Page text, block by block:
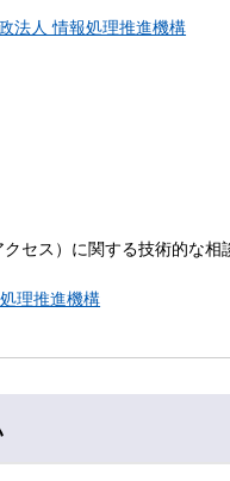
法人 情報処理推進機構
セス）に関する技術的な相
理推進機構